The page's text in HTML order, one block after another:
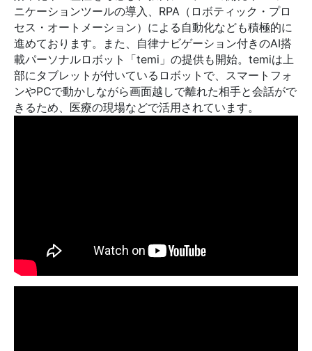
ニケーションツールの導入、RPA（ロボティック・プロ
セス・オートメーション）による自動化なども積極的に
進めております。また、自律ナビゲーション付きのAI搭
載パーソナルロボット「temi」の提供も開始。temiは上
部にタブレットが付いているロボットで、スマートフォ
ンやPCで動かしながら画面越しで離れた相手と会話がで
きるため、医療の現場などで活用されています。